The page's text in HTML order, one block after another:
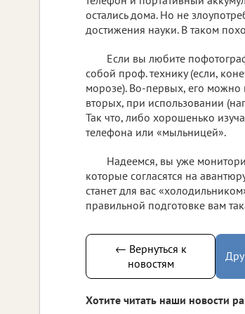
остались дома. Но не
достижения науки. В таком
Если вы любите
собой проф. технику (если,
морозе). Во-первых, его можно
вторых, при использовании
Так что, либо хорошенько
телефона или «мыльницей».
Надеемся, вы уже
которые согласятся на
станет для вас
правильной подготовке вам
← Вернуться к
новостям
Хотите читать наши новости